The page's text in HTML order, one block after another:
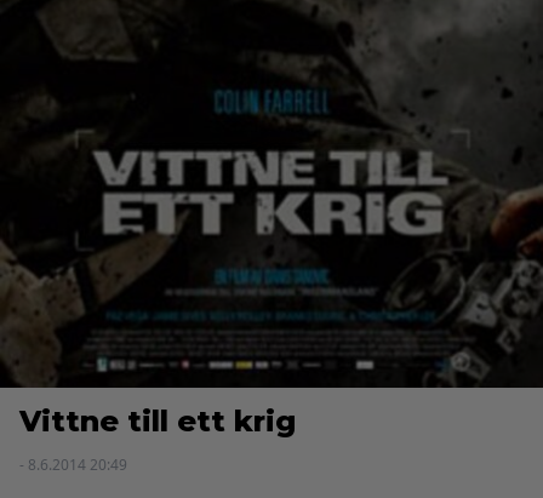
Vittne till ett krig
- 8.6.2014 20:49